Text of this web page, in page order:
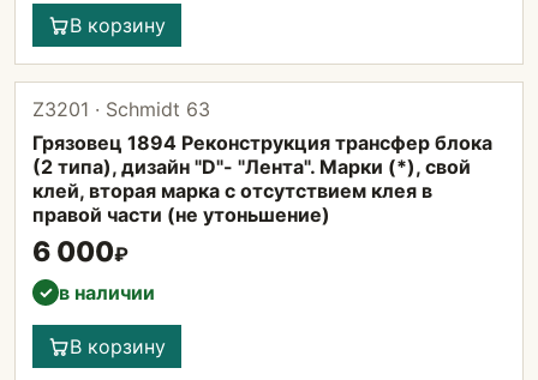
В корзину
Z3201 · Schmidt 63
Грязовец 1894 Реконструкция трансфер блока
(2 типа), дизайн "D"- "Лента". Марки (*), свой
клей, вторая марка с отсутствием клея в
правой части (не утоньшение)
6 000₽
✓ в наличии
В корзину